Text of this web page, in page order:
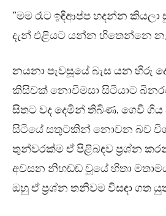
“මම රෑට ඉඳිආප්ප හදන්න
දැන් එළියට යන්න හිතෙන්නෙ නෑ
නයනා පැවසූයේ බැස යන හිරු
කිසිවක් නොවිමසා සිටියාට
සිතට වද දෙමින් තිබිණ. ගෙවී
සිටියේ සතුටකින් නොවන බව
තුන්වරක්ම ඒ පිළිබඳව ප්‍රශ්න
අවසන නිහඬඬ වූයේ හිතා
ඔහු ඒ ප්‍රශ්න තනිවම විසඳා ගත